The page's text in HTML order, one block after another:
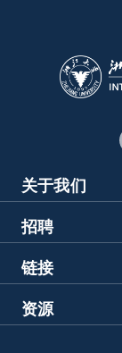
关于我们
招聘
链接
资源